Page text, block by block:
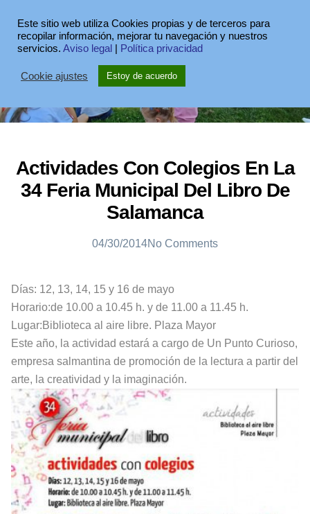
Actividades Con Colegios En La
34 Feria Municipal Del Libro De
Salamanca
04/30/2014No Comments
Días: 12, 13, 14, 15 y 16 de mayo
Horario:de 10.00 a 10.45 h. y de 11.00 a 11.45 h.
Lugar:Biblioteca al aire libre. Plaza Mayor
Este año, la actividad estará a cargo de Un Punto Curioso,
empresa salmantina de promoción de la lectura a partir del
arte, la creatividad y la imaginación.
Este sitio web utiliza Cookies propias y de terceros para
recopilar información, mejorar tu navegación y nuestros
servicios. Aviso legal Política privacidad
Cookie ajustes Estoy de acuerdo